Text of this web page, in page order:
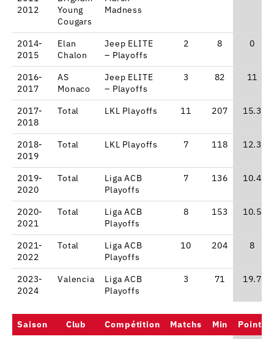
2012
Young
Cougars
Madness
2014-
2015
Elan
Chalon
Jeep ELITE
– Playoffs
2 8 0
2016-
2017
AS
Monaco
Jeep ELITE
– Playoffs
3 82 11
2017-
2018
Total LKL Playoffs 11 207 15.3
2018-
2019
Total LKL Playoffs 7 118 12.3
2019-
2020
Total
Liga ACB
Playoffs
7 136 10.4
2020-
2021
Total
Liga ACB
Playoffs
8 153 10.5
2021-
2022
Total
Liga ACB
Playoffs
10 204 8
2023-
2024
Valencia
Liga ACB
Playoffs
3 71 19.7
Saison Club Compétition Matchs Min
Points